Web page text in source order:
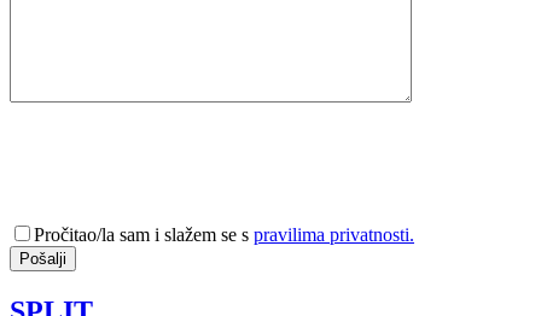
Pročitao/la sam i slažem se s pravilima privatnosti.